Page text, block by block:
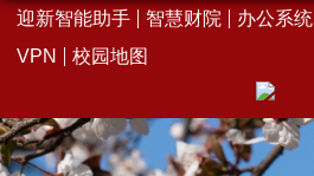
迎新智能助手 智慧财院 办公系统
VPN
校园地图